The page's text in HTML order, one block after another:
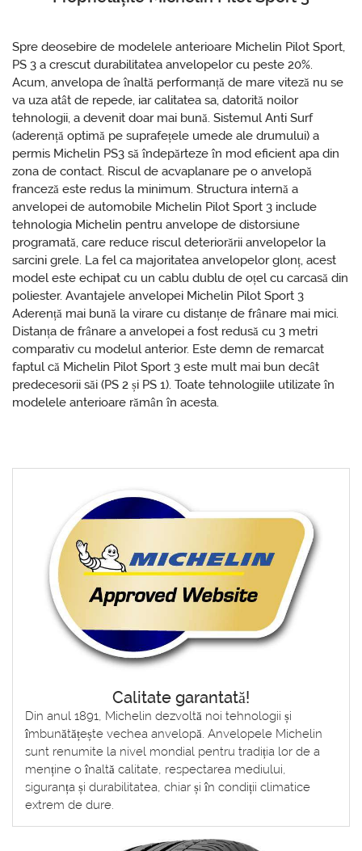
Spre deosebire de modelele anterioare Michelin Pilot Sport,
PS 3 a crescut durabilitatea anvelopelor cu peste 20%.
Acum, anvelopa de înaltă performanță de mare viteză nu se
va uza atât de repede, iar calitatea sa, datorită noilor
tehnologii, a devenit doar mai bună. Sistemul Anti Surf
(aderență optimă pe suprafețele umede ale drumului) a
permis Michelin PS3 să îndepărteze în mod eficient apa din
zona de contact. Riscul de acvaplanare pe o anvelopă
franceză este redus la minimum. Structura internă a
anvelopei de automobile Michelin Pilot Sport 3 include
tehnologia Michelin pentru anvelope de distorsiune
programată, care reduce riscul deteriorării anvelopelor la
sarcini grele. La fel ca majoritatea anvelopelor glonț, acest
model este echipat cu un cablu dublu de oțel cu carcasă din
poliester. Avantajele anvelopei Michelin Pilot Sport 3
Aderență mai bună la virare cu distanțe de frânare mai mici.
Distanța de frânare a anvelopei a fost redusă cu 3 metri
comparativ cu modelul anterior. Este demn de remarcat
faptul că Michelin Pilot Sport 3 este mult mai bun decât
predecesorii săi (PS 2 și PS 1). Toate tehnologiile utilizate în
modelele anterioare rămân în acesta.
Calitate garantată!
Din anul 1891, Michelin dezvoltă noi tehnologii și
îmbunătățește vechea anvelopă. Anvelopele Michelin
sunt renumite la nivel mondial pentru tradiția lor de a
menține o înaltă calitate, respectarea mediului,
siguranța și durabilitatea, chiar și în condiții climatice
extrem de dure.